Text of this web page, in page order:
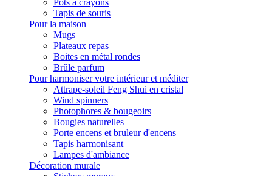
Pots à crayons
Tapis de souris
Pour la maison
Mugs
Plateaux repas
Boites en métal rondes
Brûle parfum
Pour harmoniser votre intérieur et méditer
Attrape-soleil Feng Shui en cristal
Wind spinners
Photophores & bougeoirs
Bougies naturelles
Porte encens et bruleur d'encens
Tapis harmonisant
Lampes d'ambiance
Décoration murale